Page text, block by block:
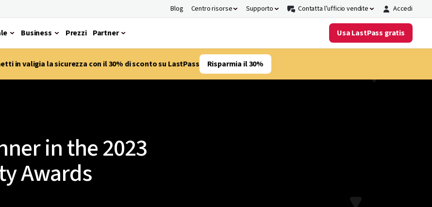
Blog Centro risorse Supporto Contatta l’ufficio vendite Accedi
Business Prezzi Partner Usa LastPass gratis
in valigia la sicurezza con il 30% di sconto su LastPass Risparmia il 30%
in the 2023
Awards